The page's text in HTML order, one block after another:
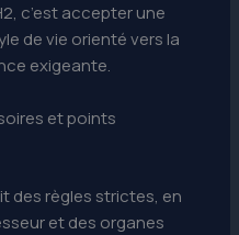
c’est accepter une
de vie orienté vers la
exigeante.
et points
des règles strictes, en
et des organes